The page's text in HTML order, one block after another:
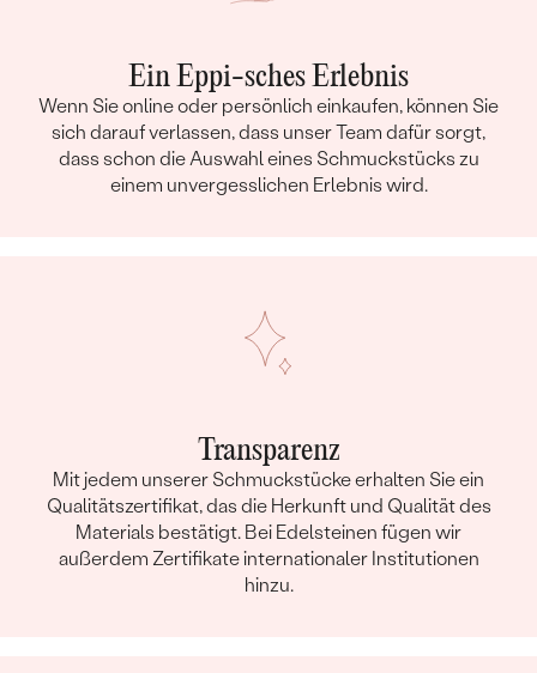
Ein Eppi-sches Erlebnis
Wenn Sie online oder persönlich einkaufen, können Sie
sich darauf verlassen, dass unser Team dafür sorgt,
dass schon die Auswahl eines Schmuckstücks zu
einem unvergesslichen Erlebnis wird.
Transparenz
Mit jedem unserer Schmuckstücke erhalten Sie ein
Qualitätszertifikat, das die Herkunft und Qualität des
Materials bestätigt. Bei Edelsteinen fügen wir
außerdem Zertifikate internationaler Institutionen
hinzu.